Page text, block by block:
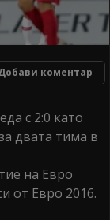
коментар
с 2:0 като
двата тима в
на Евро
от Евро 2016.